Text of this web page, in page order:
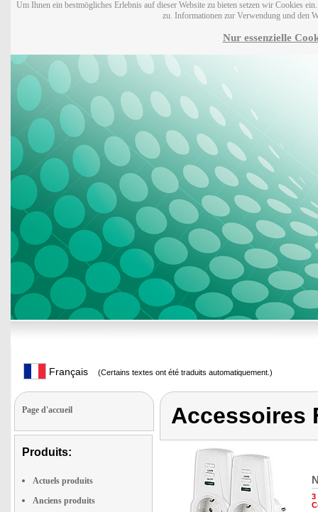
Um Ihnen ein bestmögliches Erlebnis auf dieser Website zu bieten setzen wir Cookies
zu. Informationen zur Verwendung und den
Nur essenzielle
Français (Certains textes ont été traduits automatiquement.)
Page d'accueil
Produits:
Actuels produits
Anciens produits
Accessoires
3